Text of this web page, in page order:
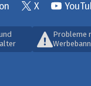
X
Probleme